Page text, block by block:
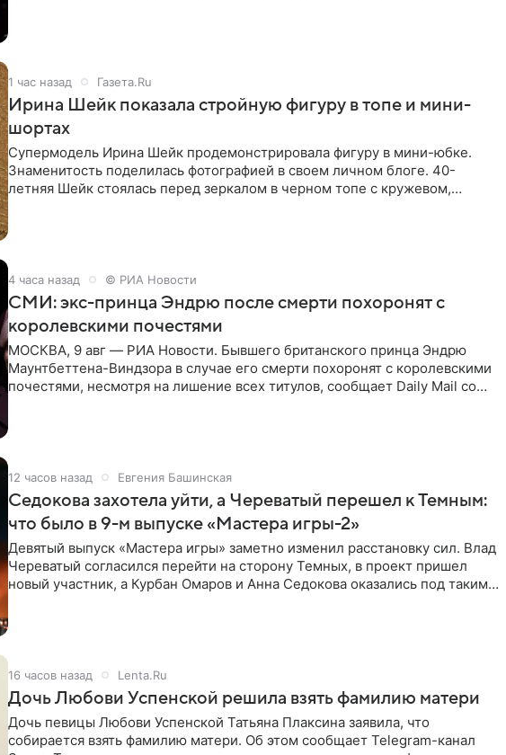
1 час назад Газета.Ru
Ирина Шейк показала стройную фигуру в топе и мини-
шортах
Супермодель Ирина Шейк продемонстрировала фигуру в мини-юбке.
Знаменитость поделилась фотографией в своем личном блоге. 40-
летняя Шейк стоялась перед зеркалом в черном топе с кружевом,
4 часа назад © РИА Новости
СМИ: экс-принца Эндрю после смерти похоронят с
королевскими почестями
МОСКВА, 9 авг — РИА Новости. Бывшего британского принца Эндрю
Маунтбеттена-Виндзора в случае его смерти похоронят с королевскими
почестями, несмотря на лишение всех титулов, сообщает Daily Mail со
12 часов назад Евгения Башинская
Седокова захотела уйти, а Череватый перешел к Темным:
что было в 9-м выпуске «Мастера игры-2»
Девятый выпуск «Мастера игры» заметно изменил расстановку сил. Влад
Череватый согласился перейти на сторону Темных, в проект пришел
новый участник, а Курбан Омаров и Анна Седокова оказались под таким
16 часов назад Lenta.Ru
Дочь Любови Успенской решила взять фамилию матери
Дочь певицы Любови Успенской Татьяна Плаксина заявила, что
собирается взять фамилию матери. Об этом сообщает Telegram-канал